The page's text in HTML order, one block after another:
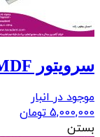
سرویتور MDF سه طبقه
موجود در انبار
5,000,000 تومان
بستن